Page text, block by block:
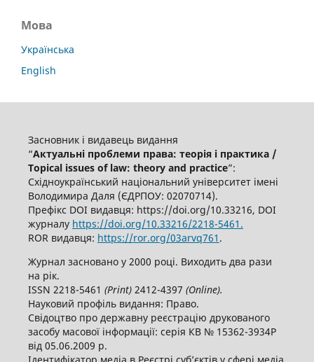
Мова
Українська
English
Засновник і видавець видання
“Актуальні проблеми права: теорія і практика /
Topical issues of law: theory and practice”:
Східноукраїнський національний університет імені
Володимира Даля (ЄДРПОУ: 02070714).
Префікс DOI видавця: https://doi.org/10.33216, DOI
журналу https://doi.org/10.33216/2218-5461.
ROR видавця: https://ror.org/03arvq761 .
Журнал засновано у 2000 році. Виходить два рази
на рік.
ISSN 2218-5461 (Print)2412-4397 (Online).
Науковий профіль видання: Право.
Свідоцтво про державну реєстрацію друкованого
засобу масової інформації: серія КВ № 15362-3934Р
від 05.06.2009 р.